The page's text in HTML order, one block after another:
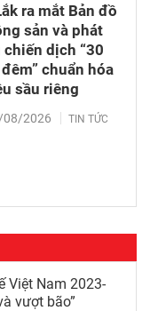
ra mắt Bản đồ
sản và phát
dịch “30
chuẩn hóa
sầu riêng
08/2026 TIN TỨC
Việt Nam 2023-
vượt bão”